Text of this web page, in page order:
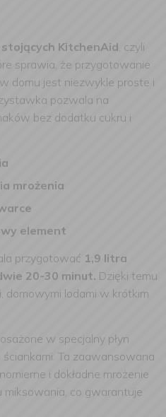
KitchenAid, czyli
sprawia, że przygotowanie
domu jest niezwykle proste i
pozwala na
bez dodatku cukru i
mrożenia
element
przygotować 1,9 litra
20-30 minut. Dzięki temu
domowymi lodami w krótkim
w specjalny płyn
Ta zaawansowana
i dokładne mrożenie
miksowania, co gwarantuje